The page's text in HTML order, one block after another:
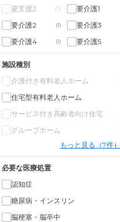
要支援2 (0) 要介護1
要介護2 (1) 要介護3
要介護4 (1) 要介護5
施設種別
介護付き有料老人ホーム
住宅型有料老人ホーム
サービス付き高齢者向け住宅
グループホーム
もっと見る（7件）
必要な医療処置
認知症
糖尿病・インスリン
脳梗塞・脳卒中